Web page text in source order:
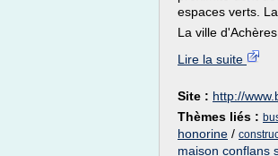
espaces verts.
La ville d'Achères
Lire la suite
Site : http://
Thèmes liés :
honorine /
maison conflans